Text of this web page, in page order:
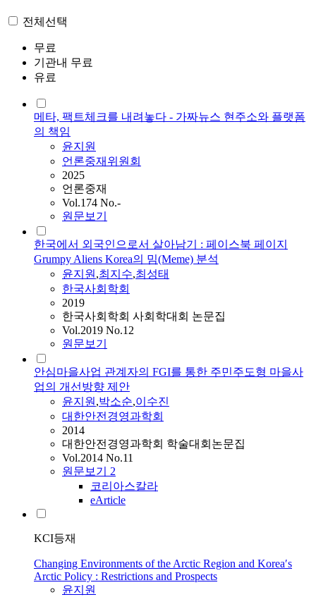
전체선택
무료
기관내 무료
유료
메타, 팩트체크를 내려놓다 - 가짜뉴스 현주소와 플랫폼
의 책임
윤지원
언론중재위원회
2025
언론중재
Vol.174 No.-
원문보기
한국에서 외국인으로서 살아남기 : 페이스북 페이지
Grumpy Aliens Korea의 밈(Meme) 분석
윤지원,최지수,최성태
한국사회학회
2019
한국사회학회 사회학대회 논문집
Vol.2019 No.12
원문보기
안심마을사업 관계자의 FGI를 통한 주민주도형 마을사
업의 개선방향 제안
윤지원,박소순,이수진
대한안전경영과학회
2014
대한안전경영과학회 학술대회논문집
Vol.2014 No.11
원문보기 2
코리아스칼라
eArticle
KCI등재
Changing Environments of the Arctic Region and Korea′s
Arctic Policy : Restrictions and Prospects
윤지원